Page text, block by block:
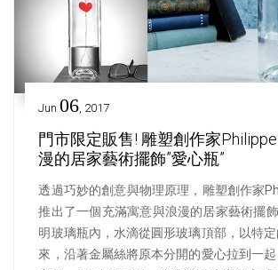
Jun 06, 2017
門市限定販售! 雕塑創作家
漫的居家藝術擺飾”愛心瓶”
透過巧妙的創意與物理原理，雕塑創作家
推出了一個充滿寓意與浪漫的居家藝術擺
明玻璃瓶內，水滴從圓形玻璃頂部，以特
來，沿著金屬絲將原本分開的愛心拉到一起